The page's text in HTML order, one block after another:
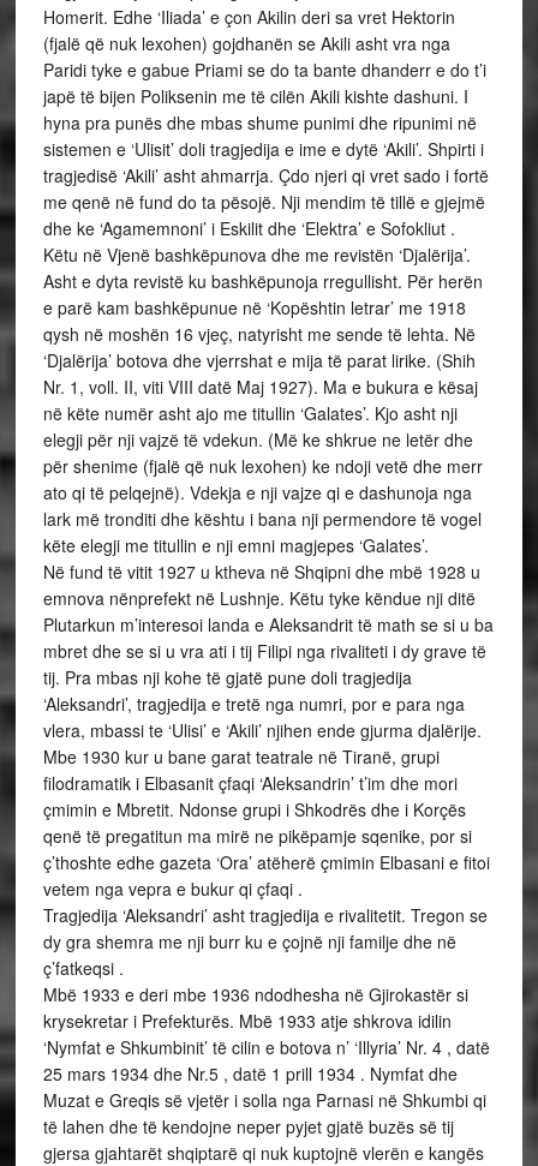
Homerit. Edhe ‘Iliada’ e çon Akilin deri sa vret Hektorin
(fjalë që nuk lexohen) gojdhanën se Akili asht vra nga
Paridi tyke e gabue Priami se do ta bante dhanderr e do t’i
japë të bijen Poliksenin me të cilën Akili kishte dashuni. I
hyna pra punës dhe mbas shume punimi dhe ripunimi në
sistemen e ‘Ulisit’ doli tragjedija e ime e dytë ‘Akili’. Shpirti i
tragjedisë ‘Akili’ asht ahmarrja. Çdo njeri qi vret sado i fortë
me qenë në fund do ta pësojë. Nji mendim të tillë e gjejmë
dhe ke ‘Agamemnoni’ i Eskilit dhe ‘Elektra’ e Sofokliut .
Këtu në Vjenë bashkëpunova dhe me revistën ‘Djalërija’.
Asht e dyta revistë ku bashkëpunoja rregullisht. Për herën
e parë kam bashkëpunue në ‘Kopështin letrar’ me 1918
qysh në moshën 16 vjeç, natyrisht me sende të lehta. Në
‘Djalërija’ botova dhe vjerrshat e mija të parat lirike. (Shih
Nr. 1, voll. II, viti VIII datë Maj 1927). Ma e bukura e kësaj
në këte numër asht ajo me titullin ‘Galates’. Kjo asht nji
elegji për nji vajzë të vdekun. (Më ke shkrue ne letër dhe
për shenime (fjalë që nuk lexohen) ke ndoji vetë dhe merr
ato qi të pelqejnë). Vdekja e nji vajze qi e dashunoja nga
lark më tronditi dhe kështu i bana nji permendore të vogel
këte elegji me titullin e nji emni magjepes ‘Galates’.
Në fund të vitit 1927 u ktheva në Shqipni dhe mbë 1928 u
emnova nënprefekt në Lushnje. Këtu tyke këndue nji ditë
Plutarkun m’interesoi landa e Aleksandrit të math se si u ba
mbret dhe se si u vra ati i tij Filipi nga rivaliteti i dy grave të
tij. Pra mbas nji kohe të gjatë pune doli tragjedija
‘Aleksandri’, tragjedija e tretë nga numri, por e para nga
vlera, mbassi te ‘Ulisi’ e ‘Akili’ njihen ende gjurma djalërije.
Mbe 1930 kur u bane garat teatrale në Tiranë, grupi
filodramatik i Elbasanit çfaqi ‘Aleksandrin’ t’im dhe mori
çmimin e Mbretit. Ndonse grupi i Shkodrës dhe i Korçës
qenë të pregatitun ma mirë ne pikëpamje sqenike, por si
ç’thoshte edhe gazeta ‘Ora’ atëherë çmimin Elbasani e fitoi
vetem nga vepra e bukur qi çfaqi .
Tragjedija ‘Aleksandri’ asht tragjedija e rivalitetit. Tregon se
dy gra shemra me nji burr ku e çojnë nji familje dhe në
ç’fatkeqsi .
Mbë 1933 e deri mbe 1936 ndodhesha në Gjirokastër si
krysekretar i Prefekturës. Mbë 1933 atje shkrova idilin
‘Nymfat e Shkumbinit’ të cilin e botova n’ ‘Illyria’ Nr. 4 , datë
25 mars 1934 dhe Nr.5 , datë 1 prill 1934 . Nymfat dhe
Muzat e Greqis së vjetër i solla nga Parnasi në Shkumbi qi
të lahen dhe të kendojne neper pyjet gjatë buzës së tij
gjersa gjahtarët shqiptarë qi nuk kuptojnë vlerën e kangës